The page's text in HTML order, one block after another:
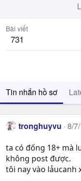
Bài viết
731
Tin nhắn hồ sơ
tronghuyvu 8/
ta có đống 18+ mà
không post được.
tôi nay vào lảucanh